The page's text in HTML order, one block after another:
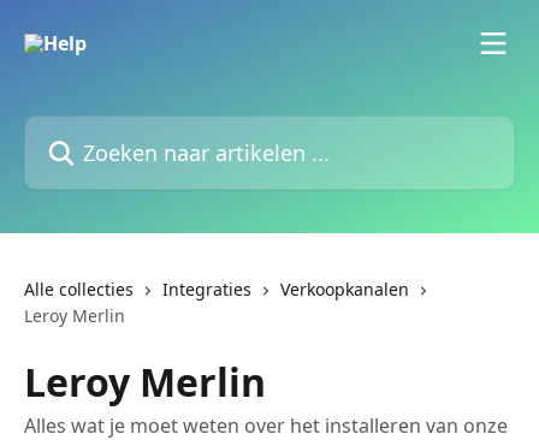
Zoeken naar artikelen ...
Alle collecties Integraties
Verkoopkanalen
Leroy Merlin
Leroy Merlin
Alles wat je moet weten over het installeren van onze